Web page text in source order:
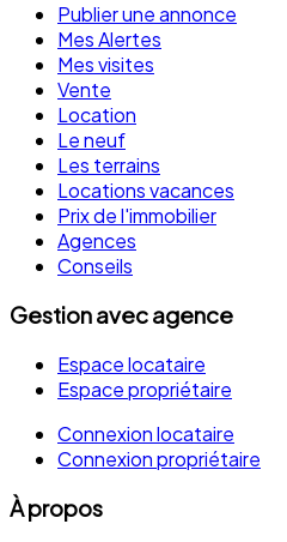
Publier une annonce
Mes Alertes
Mes visites
Vente
Location
Le neuf
Les terrains
Locations vacances
Prix de l'immobilier
Agences
Conseils
Gestion avec agence
Espace locataire
Espace propriétaire
Connexion locataire
Connexion propriétaire
À propos